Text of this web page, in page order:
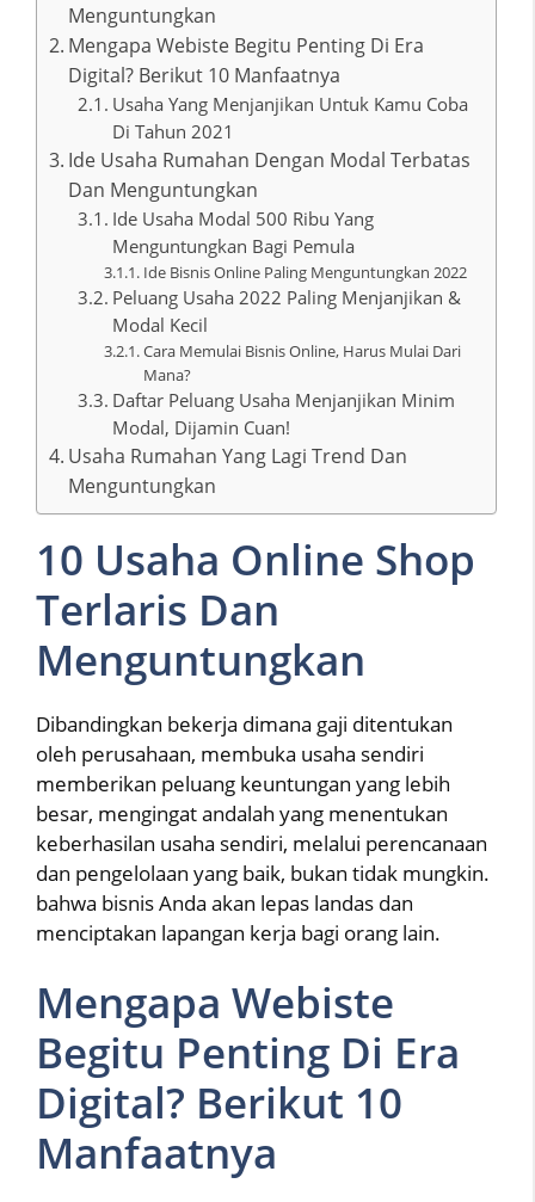
Menguntungkan
Mengapa Webiste Begitu Penting Di Era
Digital? Berikut 10 Manfaatnya
Usaha Yang Menjanjikan Untuk Kamu Coba
Di Tahun 2021
Ide Usaha Rumahan Dengan Modal Terbatas
Dan Menguntungkan
Ide Usaha Modal 500 Ribu Yang
Menguntungkan Bagi Pemula
Ide Bisnis Online Paling Menguntungkan 2022
Peluang Usaha 2022 Paling Menjanjikan &
Modal Kecil
Cara Memulai Bisnis Online, Harus Mulai Dari
Mana?
Daftar Peluang Usaha Menjanjikan Minim
Modal, Dijamin Cuan!
Usaha Rumahan Yang Lagi Trend Dan
Menguntungkan
10 Usaha Online Shop
Terlaris Dan
Menguntungkan
Dibandingkan bekerja dimana gaji ditentukan
oleh perusahaan, membuka usaha sendiri
memberikan peluang keuntungan yang lebih
besar, mengingat andalah yang menentukan
keberhasilan usaha sendiri, melalui perencanaan
dan pengelolaan yang baik, bukan tidak mungkin.
bahwa bisnis Anda akan lepas landas dan
menciptakan lapangan kerja bagi orang lain.
Mengapa Webiste
Begitu Penting Di Era
Digital? Berikut 10
Manfaatnya